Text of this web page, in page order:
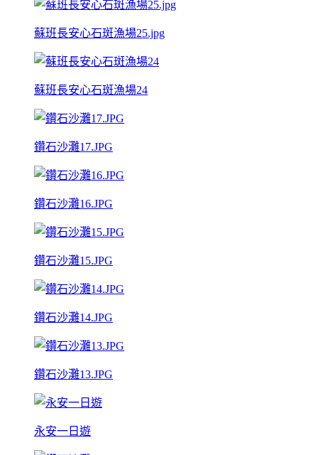
蘇班長安心石斑漁場25.jpg
蘇班長安心石斑漁場24
鑽石沙灘17.JPG
鑽石沙灘16.JPG
鑽石沙灘15.JPG
鑽石沙灘14.JPG
鑽石沙灘13.JPG
永安一日遊